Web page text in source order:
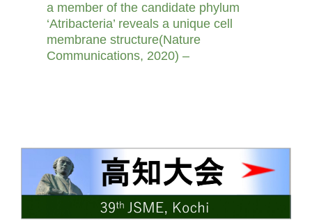
a member of the candidate phylum
‘Atribacteria’ reveals a unique cell
membrane structure(Nature
Communications, 2020) –